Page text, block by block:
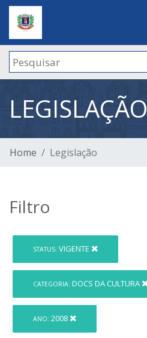
LEGISLAÇÃO
Home Legislação
Filtro
STATUS: VIGENTE
CATEGORIA: DOCS DA CULTURA
ANO: 2008